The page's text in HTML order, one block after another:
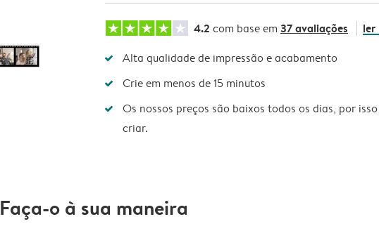
4.2 com base em 37 avaliações ler
Alta qualidade de impressão e acabamento
Crie em menos de 15 minutos
Os nossos preços são baixos todos os dias, por
criar.
Faça-o à sua maneira